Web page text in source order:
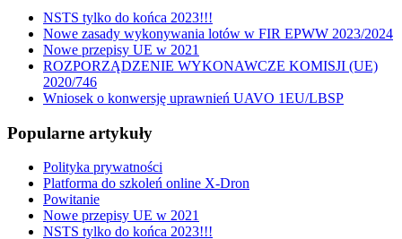
NSTS tylko do końca 2023!!!
Nowe zasady wykonywania lotów w FIR EPWW 2023/2024
Nowe przepisy UE w 2021
ROZPORZĄDZENIE WYKONAWCZE KOMISJI (UE)
2020/746
Wniosek o konwersję uprawnień UAVO 1EU/LBSP
Popularne artykuły
Polityka prywatności
Platforma do szkoleń online X-Dron
Powitanie
Nowe przepisy UE w 2021
NSTS tylko do końca 2023!!!